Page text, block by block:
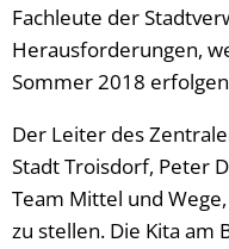
Fachleute der
Herausforderungen,
Sommer 2018
Der Leiter des
Stadt Troisdorf, Peter
Team Mittel und
zu stellen. Die Kita am